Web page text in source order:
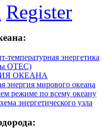
Register
температурная энергетика
ОТЕС)
ОКЕАНА
энергия мирового океана
режиме по всему океану
энергетического узла